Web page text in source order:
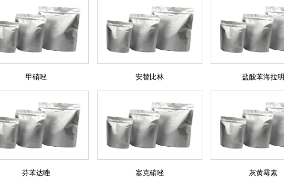
甲硝唑 安替比林 盐酸苯海拉明
芬苯达唑 塞克硝唑 灰黄霉素